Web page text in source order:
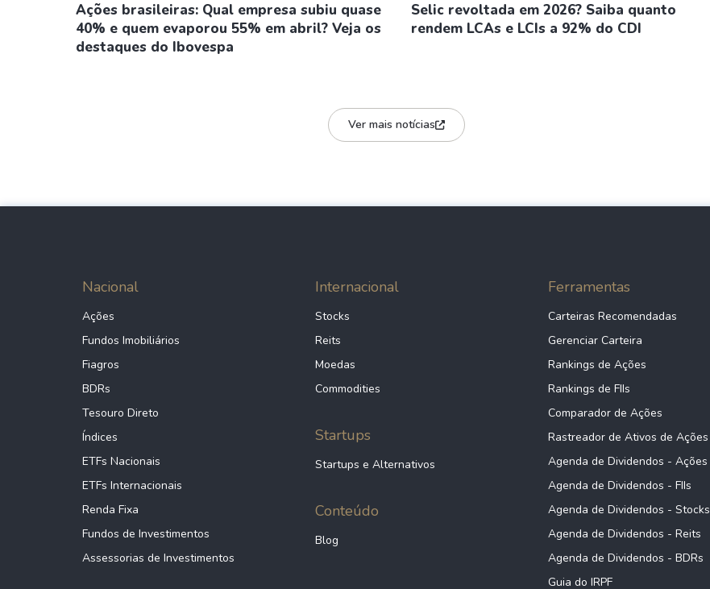
Ações brasileiras: Qual empresa subiu quase
40% e quem evaporou 55% em abril? Veja os
destaques do Ibovespa
Selic revoltada em 2026? Saiba quanto
rendem LCAs e LCIs a 92% do CDI
Ver mais notícias
Nacional
Ações
Fundos Imobiliários
Fiagros
BDRs
Tesouro Direto
Índices
ETFs Nacionais
ETFs Internacionais
Renda Fixa
Fundos de Investimentos
Assessorias de Investimentos
Internacional
Stocks
Reits
Moedas
Commodities
Startups
Startups e Alternativos
Conteúdo
Blog
Ferramentas
Carteiras Recomendadas
Gerenciar Carteira
Rankings de Ações
Rankings de FIIs
Comparador de Ações
Rastreador de Ativos de Ações
Agenda de Dividendos - Ações
Agenda de Dividendos - FIIs
Agenda de Dividendos - Stocks
Agenda de Dividendos - Reits
Agenda de Dividendos - BDRs
Guia do IRPF